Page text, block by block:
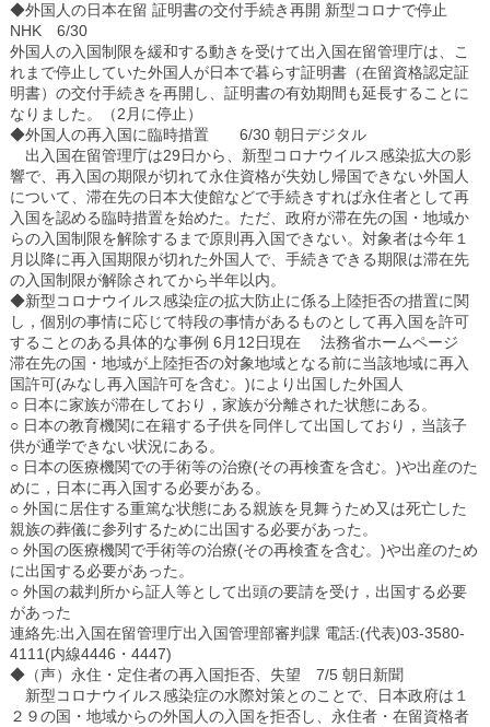
◆外国人の日本在留 証明書の交付手続き再開 新型コロナで停止
NHK 6/30
外国人の入国制限を緩和する動きを受けて出入国在留管理庁は、こ
れまで停止していた外国人が日本で暮らす証明書（在留資格認定証
明書）の交付手続きを再開し、証明書の有効期間も延長することに
なりました。（2月に停止）
◆外国人の再入国に臨時措置 6/30 朝日デジタル
出入国在留管理庁は29日から、新型コロナウイルス感染拡大の影
響で、再入国の期限が切れて永住資格が失効し帰国できない外国人
について、滞在先の日本大使館などで手続きすれば永住者として再
入国を認める臨時措置を始めた。ただ、政府が滞在先の国・地域か
らの入国制限を解除するまで原則再入国できない。対象者は今年１
月以降に再入国期限が切れた外国人で、手続きできる期限は滞在先
の入国制限が解除されてから半年以内。
◆新型コロナウイルス感染症の拡大防止に係る上陸拒否の措置に関
し，個別の事情に応じて特段の事情があるものとして再入国を許可
することのある具体的な事例 6月12日現在 法務省ホームページ
滞在先の国・地域が上陸拒否の対象地域となる前に当該地域に再入
国許可(みなし再入国許可を含む。)により出国した外国人
○ 日本に家族が滞在しており，家族が分離された状態にある。
○ 日本の教育機関に在籍する子供を同伴して出国しており，当該子
供が通学できない状況にある。
○ 日本の医療機関での手術等の治療(その再検査を含む。)や出産のた
めに，日本に再入国する必要がある。
○ 外国に居住する重篤な状態にある親族を見舞うため又は死亡した
親族の葬儀に参列するために出国する必要があった。
○ 外国の医療機関で手術等の治療(その再検査を含む。)や出産のため
に出国する必要があった。
○ 外国の裁判所から証人等として出頭の要請を受け，出国する必要
があった
連絡先:出入国在留管理庁出入国管理部審判課 電話:(代表)03-3580-
4111(内線4446・4447)
◆（声）永住・定住者の再入国拒否、失望 7/5 朝日新聞
新型コロナウイルス感染症の水際対策とのことで、日本政府は１
２９の国・地域からの外国人の入国を拒否し、永住者・在留資格者